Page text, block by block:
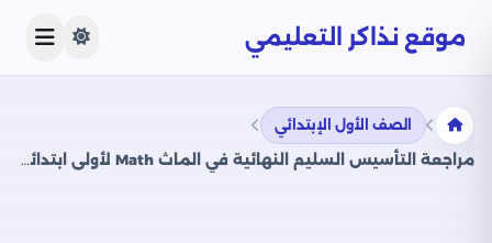
موقع نذاكر التعليمي
الصف الأول الإبتدائي
مراجعة التأسيس السليم النهائية في الماث Math لأولى ابتدائي الترم الثاني PDF بالاجابات